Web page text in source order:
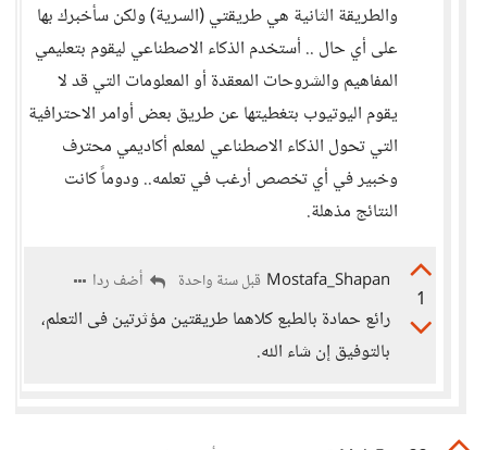
والطريقة الثانية هي طريقتي (السرية) ولكن سأخبرك بها
على أي حال .. أستخدم الذكاء الاصطناعي ليقوم بتعليمي
المفاهيم والشروحات المعقدة أو المعلومات التي قد لا
يقوم اليوتيوب بتغطيتها عن طريق بعض أوامر الاحترافية
التي تحول الذكاء الاصطناعي لمعلم أكاديمي محترف
وخبير في أي تخصص أرغب في تعلمه.. ودوماً كانت
النتائج مذهلة.
1
Mostafa_Shapan قبل سنة واحدة أضف ردا
رائع حمادة بالطبع كلاهما طريقتين مؤثرتين فى التعلم،
بالتوفيق إن شاء الله.